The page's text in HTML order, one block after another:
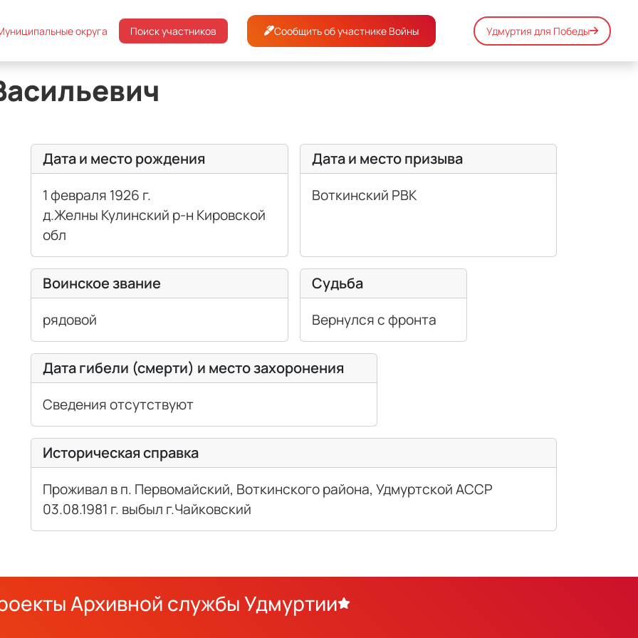
округа Поиск участников Сообщить об участнике Войны Удмуртия для Победы
район Леденцов Иван Васильевич
Дата и место рождения
1 февраля 1926 г.
д.Желны Кулинский р-н Кировской
обл
Дата и место призыва
Воткинский РВК
Воинское звание
рядовой
Судьба
Вернулся с фронта
Дата гибели (смерти) и место захоронения
Сведения отсутствуют
Историческая справка
Проживал в п. Первомайский, Воткинского района, Удмуртской АССР
03.08.1981 г. выбыл г.Чайковский
Архивной службы Удмуртии